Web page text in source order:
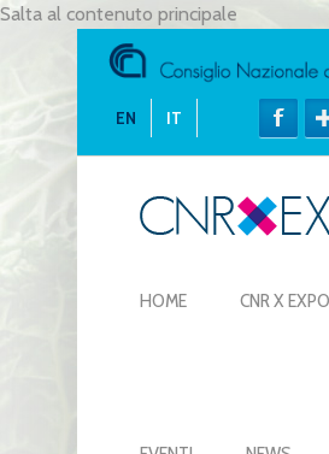
Salta al contenuto principale
EN IT
HOME CNR X EXPO